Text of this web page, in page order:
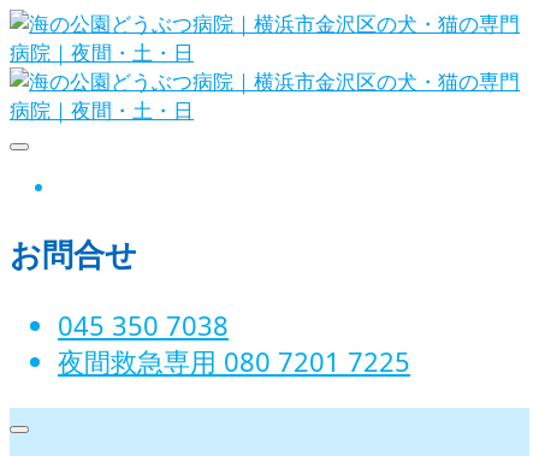
Skip
to
content
日
お問合せ
045 350 7038‬
夜間救急専用 080 7201 7225‬